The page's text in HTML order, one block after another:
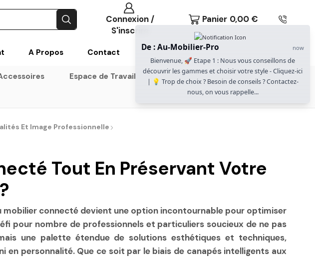
Connexion /
S'inscrire
Panier 0,00 €
A Propos Contact
Espace de Travail Gammes Gautier Office
Et Image Professionnelle
Tout En Préservant Votre
mobilier connecté devient une option incontournable pour optimiser
pour nombre de professionnels et particuliers soucieux de ne pas
une palette étendue de solutions esthétiques et techniques,
personnalité. Que ce soit par le biais de canapés intelligents aux
De : Au-Mobilier-Pro now
Bienvenue, 🚀 Etape 1 : Nous vous conseillons de
découvrir les gammes et choisir votre style - Cliquez-ici
| 💡 Trop de choix ? Besoin de conseils ? Contactez-
nous, on vous rappelle...